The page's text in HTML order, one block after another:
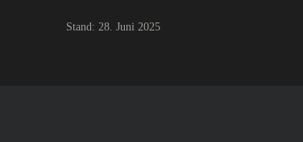
Stand: 28. Juni 2025